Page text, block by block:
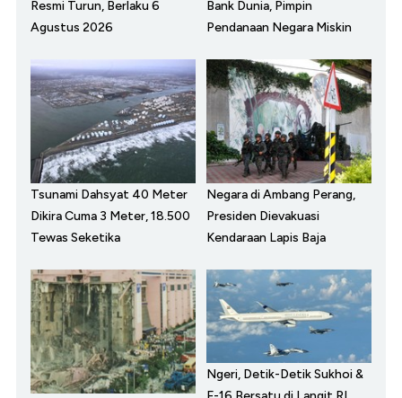
Resmi Turun, Berlaku 6
Agustus 2026
Bank Dunia, Pimpin
Pendanaan Negara Miskin
Tsunami Dahsyat 40 Meter
Dikira Cuma 3 Meter, 18.500
Tewas Seketika
Negara di Ambang Perang,
Presiden Dievakuasi
Kendaraan Lapis Baja
Ngeri, Detik-Detik Sukhoi &